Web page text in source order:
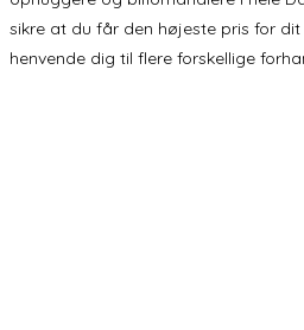
sikre at du får den højeste pris for
henvende dig til flere forskellige